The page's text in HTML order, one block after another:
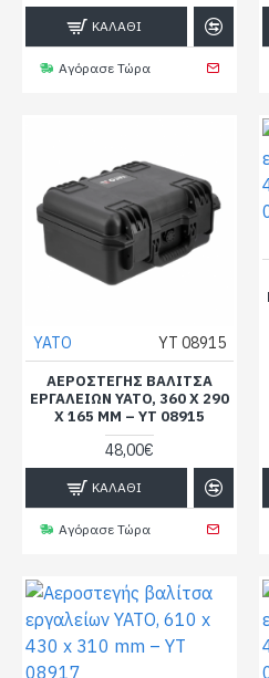
ΚΑΛΆΘΙ
Αγόρασε Τώρα
YATO YT 08915
ΑΕΡΟΣΤΕΓΉΣ ΒΑΛΊΤΣΑ
ΕΡΓΑΛΕΊΩΝ YATO, 360 X 290
X 165 MM – YT 08915
48,00€
ΚΑΛΆΘΙ
Αγόρασε Τώρα